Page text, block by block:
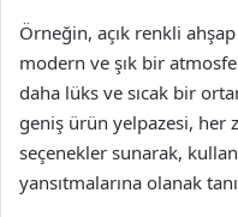
Örneğin, açık renkli
modern ve şık bir
daha lüks ve sıcak bir
geniş ürün yelpazesi, her
seçenekler sunarak,
yansıtmalarına olanak